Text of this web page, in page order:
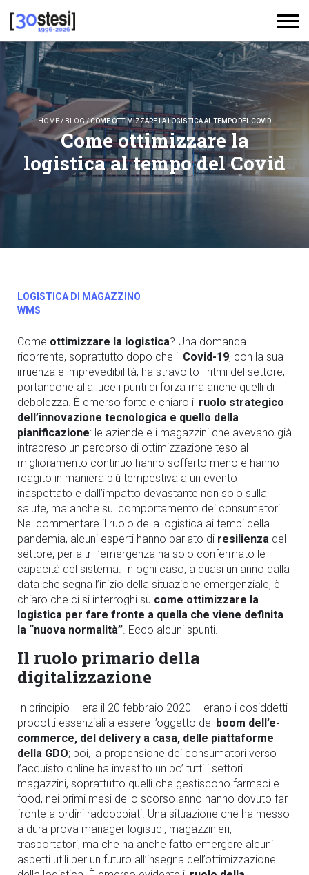
HOME/ BLOG/COME OTTIMIZZARE LA LOGISTICA AL TEMPO DEL COVID
Come ottimizzare la
logistica al tempo del Covid
LOGISTICA DI MAGAZZINO
WMS
Come ottimizzare la logistica? Una domanda
ricorrente, soprattutto dopo che il Covid-19, con la sua
irruenza e imprevedibilità, ha stravolto i ritmi del settore,
portandone alla luce i punti di forza ma anche quelli di
debolezza. È emerso forte e chiaro il ruolo strategico
dell’innovazione tecnologica e quello della
pianificazione: le aziende e i magazzini che avevano già
intrapreso un percorso di ottimizzazione teso al
miglioramento continuo hanno sofferto meno e hanno
reagito in maniera più tempestiva a un evento
inaspettato e dall’impatto devastante non solo sulla
salute, ma anche sul comportamento dei consumatori.
Nel commentare il ruolo della logistica ai tempi della
pandemia, alcuni esperti hanno parlato di resilienza del
settore, per altri l’emergenza ha solo confermato le
capacità del sistema. In ogni caso, a quasi un anno dalla
data che segna l’inizio della situazione emergenziale, è
chiaro che ci si interroghi su come ottimizzare la
logistica per fare fronte a quella che viene definita
la “nuova normalità”. Ecco alcuni spunti.
Il ruolo primario della
digitalizzazione
In principio – era il 20 febbraio 2020 – erano i cosiddetti
prodotti essenziali a essere l’oggetto del boom dell’e-
commerce, del delivery a casa, delle piattaforme
della GDO; poi, la propensione dei consumatori verso
l’acquisto online ha investito un po’ tutti i settori. I
magazzini, soprattutto quelli che gestiscono farmaci e
food, nei primi mesi dello scorso anno hanno dovuto far
fronte a ordini raddoppiati. Una situazione che ha messo
a dura prova manager logistici, magazzinieri,
trasportatori, ma che ha anche fatto emergere alcuni
aspetti utili per un futuro all’insegna dell’ottimizzazione